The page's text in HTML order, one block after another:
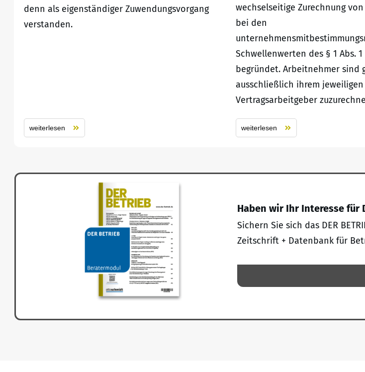
denn als eigenständiger Zuwendungsvorgang
verstanden.
weiterlesen
wechselseitige Zurechnung
bei den
Schwellenwerten des § 1 Abs.
begründet. Arbeitnehmer sind
ausschließlich ihrem jeweiligen
Vertragsarbeitgeber
weiterlesen
Haben wir Ihr Interesse für
Sichern Sie sich das DER
Zeitschrift + Datenbank für